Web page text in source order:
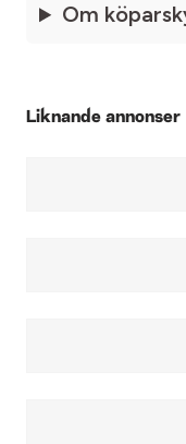
Om
Liknande annonser